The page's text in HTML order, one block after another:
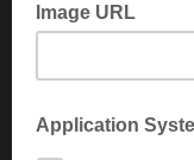
Image URL
Application